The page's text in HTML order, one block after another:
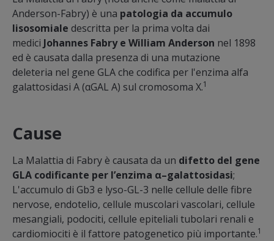
Anderson-Fabry) è una patologia da accumulo
lisosomiale descritta per la prima volta dai
medici Johannes Fabry e William Anderson nel 1898
ed è causata dalla presenza di una mutazione
deleteria nel gene GLA che codifica per l'enzima alfa
galattosidasi A (αGAL A) sul cromosoma X.1
Cause
La Malattia di Fabry è causata da un difetto del gene
GLA codificante per l’enzima α–galattosidasi;
L'accumulo di Gb3 e lyso-GL-3 nelle cellule delle fibre
nervose, endotelio, cellule muscolari vascolari, cellule
mesangiali, podociti, cellule epiteliali tubolari renali e
cardiomiociti è il fattore patogenetico più importante.1